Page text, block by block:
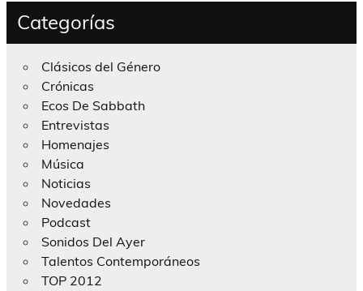
Categorías
Clásicos del Género
Crónicas
Ecos De Sabbath
Entrevistas
Homenajes
Música
Noticias
Novedades
Podcast
Sonidos Del Ayer
Talentos Contemporáneos
TOP 2012